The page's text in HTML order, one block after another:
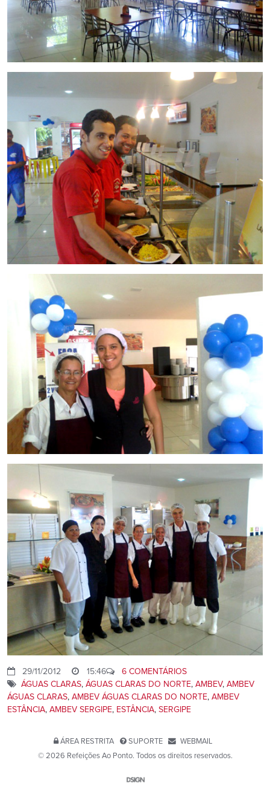
29/11/2012 15:46
6 COMENTÁRIOS
ÁGUAS CLARAS, ÁGUAS CLARAS DO NORTE, AMBEV, AMBEV
ÁGUAS CLARAS, AMBEV ÁGUAS CLARAS DO NORTE, AMBEV
ESTÂNCIA, AMBEV SERGIPE, ESTÂNCIA, SERGIPE
ÁREA RESTRITA SUPORTE
WEBMAIL
© 2026 Refeições Ao Ponto. Todos os direitos reservados.
Website por D-SIGN